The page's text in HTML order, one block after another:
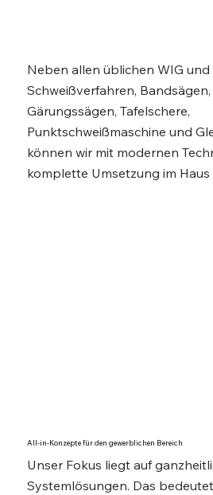
Neben allen üblichen WIG und
Schweißverfahren,
Gärungssägen, Tafelschere,
Punktschweißmaschine und
können wir mit modernen
komplette Umsetzung im
All-in-Konzepte für den gewerblichen Bereich
Unser Fokus liegt auf
Systemlösungen. Das